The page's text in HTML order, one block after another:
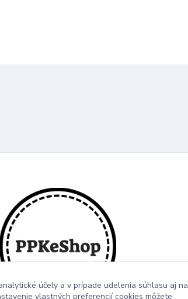
účely a v prípade udelenia súhlasu aj na
vlastných preferencií cookies môžete